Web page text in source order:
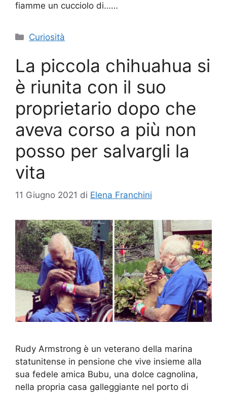
fiamme un cucciolo di……
Categorie
Curiosità
La piccola chihuahua si
è riunita con il suo
proprietario dopo che
aveva corso a più non
posso per salvargli la
vita
11 Giugno 2021 di Elena Franchini
Rudy Armstrong è un veterano della marina
statunitense in pensione che vive insieme alla
sua fedele amica Bubu, una dolce cagnolina,
nella propria casa galleggiante nel porto di